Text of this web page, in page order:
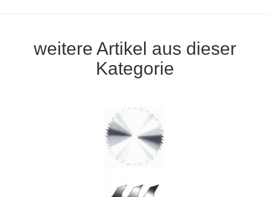
weitere Artikel aus dieser
Kategorie